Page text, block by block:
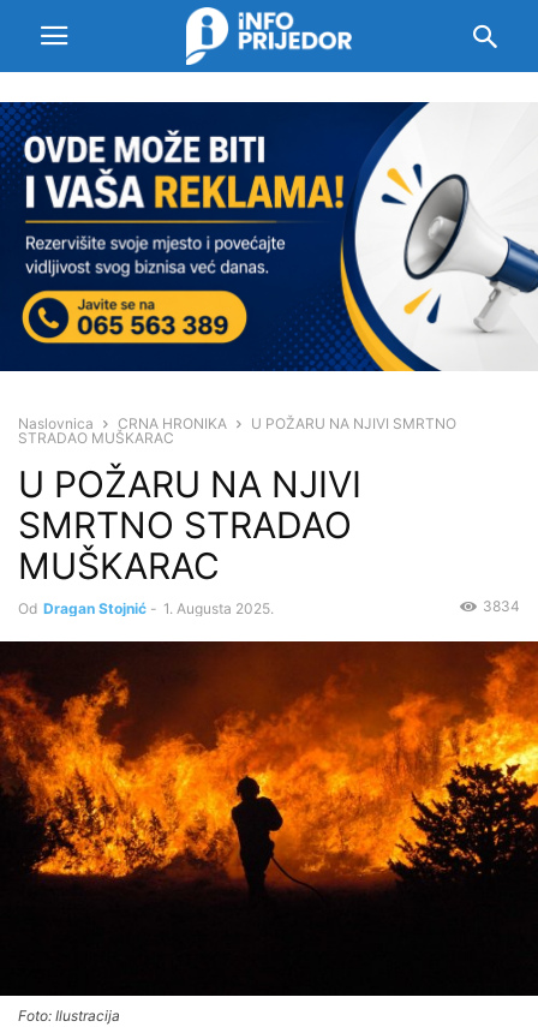
Naslovnica CRNA HRONIKA
U POŽARU NA NJIVI SMRTNO
STRADAO MUŠKARAC
U POŽARU NA NJIVI
SMRTNO STRADAO
MUŠKARAC
Od Dragan Stojnić - 1. Augusta 2025. 3834
Foto: Ilustracija